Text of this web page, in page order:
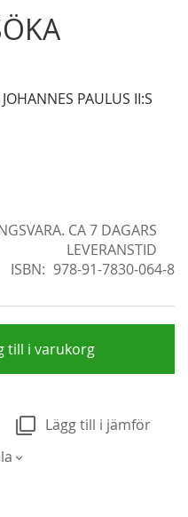
PAULUS II:S
CA 7 DAGARS
LEVERANSTID
ISBN
978-91-7830-064-8
till i varukorg
Lägg till i jämför